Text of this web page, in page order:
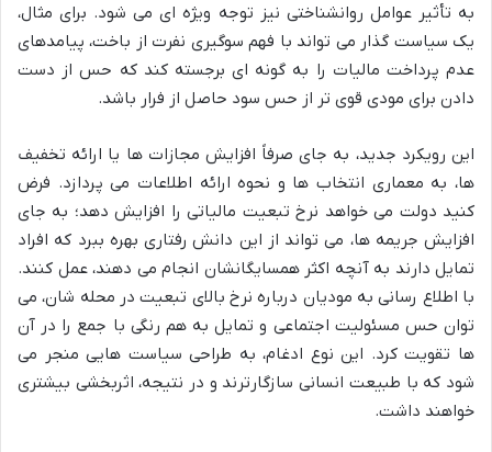
به تأثیر عوامل روانشناختی نیز توجه ویژه ای می شود. برای مثال،
یک سیاست گذار می تواند با فهم سوگیری نفرت از باخت، پیامدهای
عدم پرداخت مالیات را به گونه ای برجسته کند که حس از دست
دادن برای مودی قوی تر از حس سود حاصل از فرار باشد.
این رویکرد جدید، به جای صرفاً افزایش مجازات ها یا ارائه تخفیف
ها، به معماری انتخاب ها و نحوه ارائه اطلاعات می پردازد. فرض
کنید دولت می خواهد نرخ تبعیت مالیاتی را افزایش دهد؛ به جای
افزایش جریمه ها، می تواند از این دانش رفتاری بهره ببرد که افراد
تمایل دارند به آنچه اکثر همسایگانشان انجام می دهند، عمل کنند.
با اطلاع رسانی به مودیان درباره نرخ بالای تبعیت در محله شان، می
توان حس مسئولیت اجتماعی و تمایل به هم رنگی با جمع را در آن
ها تقویت کرد. این نوع ادغام، به طراحی سیاست هایی منجر می
شود که با طبیعت انسانی سازگارترند و در نتیجه، اثربخشی بیشتری
خواهند داشت.